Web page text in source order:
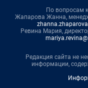
По вопросам
Жапарова Жанна,
Ревина Мария,
Редакция сайта не
информации,